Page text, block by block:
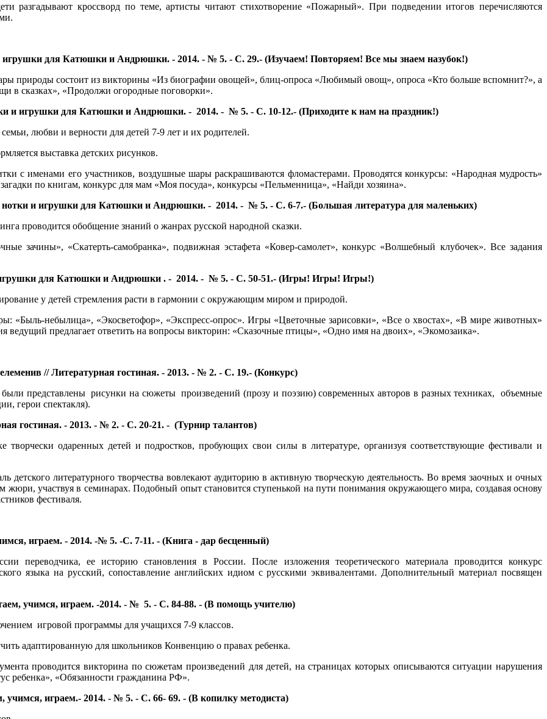
разгадывают кроссворд по теме, артисты читают стихотворение «Пожарный». При подведении итогов перечисляются
для Катюшки и Андрюшки. - 2014. - № 5. - С. 29.- (Изучаем! Повторяем! Все мы знаем назубок!)
природы состоит из викторины «Из биографии овощей», блиц-опроса «Любимый овощ», опроса «Кто больше вспомнит?», а
в сказках», «Продолжи огородные поговорки».
и игрушки для Катюшки и Андрюшки. - 2014. - № 5. - С. 10-12.- (Приходите к нам на праздник!)
любви и верности для детей 7-9 лет и их родителей.
выставка детских рисунков.
с именами его участников, воздушные шары раскрашиваются фломастерами. Проводятся конкурсы: «Народная мудрость»
по книгам, конкурс для мам «Моя посуда», конкурсы «Пельменница», «Найди хозяина».
и игрушки для Катюшки и Андрюшки. - 2014. - № 5. - С. 6-7.- (Большая литература для маленьких)
проводится обобщение знаний о жанрах русской народной сказки.
зачины», «Скатерть-самобранка», подвижная эстафета «Ковер-самолет», конкурс «Волшебный клубочек». Все задания
для Катюшки и Андрюшки . - 2014. - № 5. - С. 50-51.- (Игры! Игры! Игры!)
у детей стремления расти в гармонии с окружающим миром и природой.
«Быль-небылица», «Экосветофор», «Экспресс-опрос». Игры «Цветочные зарисовки», «Все о хвостах», «В мире животных»
ведущий предлагает ответить на вопросы викторин: «Сказочные птицы», «Одно имя на двоих», «Экомозаика».
// Литературная гостиная. - 2013. - № 2. - С. 19.- (Конкурс)
представлены рисунки на сюжеты произведений (прозу и поэзию) современных авторов в разных техниках, объемные
герои спектакля).
гостиная. - 2013. - № 2. - С. 20-21. - (Турнир талантов)
одаренных детей и подростков, пробующих свои силы в литературе, организуя соответствующие фестивали и
детского литературного творчества вовлекают аудиторию в активную творческую деятельность. Во время заочных и очных
жюри, участвуя в семинарах. Подобный опыт становится ступенькой на пути понимания окружающего мира, создавая основу
фестиваля.
играем. - 2014. -№ 5. -С. 7-11. - (Книга - дар бесценный)
переводчика, ее историю становления в России. После изложения теоретического материала проводится конкурс
языка на русский, сопоставление английских идиом с русскими эквивалентами. Дополнительный материал посвящен
учимся, играем. -2014. - № 5. - С. 84-88. - (В помощь учителю)
игровой программы для учащихся 7-9 классов.
адаптированную для школьников Конвенцию о правах ребенка.
проводится викторина по сюжетам произведений для детей, на страницах которых описываются ситуации нарушения
ребенка», «Обязанности гражданина РФ».
играем.- 2014. - № 5. - С. 66- 69. - (В копилку методиста)